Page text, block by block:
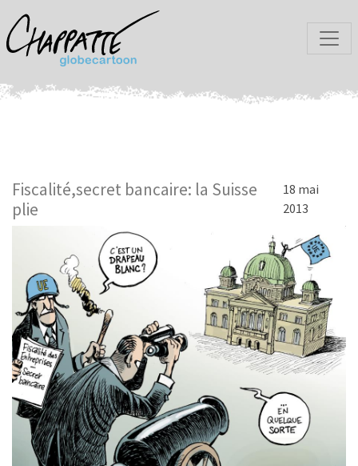
Fiscalité,secret bancaire: la Suisse
plie
18 mai
2013